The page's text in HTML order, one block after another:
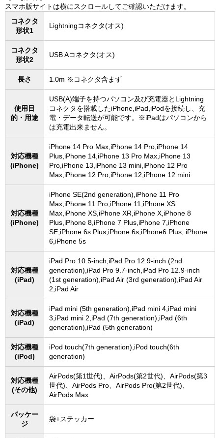
スマホ版サイトは横にスクロールしてご確認いただけます。
コネクタ
形状1
Lightningコネクタ(オス)
コネクタ
形状2
USB Aコネクタ(オス)
長さ 1.0m ※コネクタ含まず
使用目
的・用途
USB(A)端子を持つパソコン及び充電器とLightning
コネクタを搭載したiPhone,iPad,iPodを接続し、充
電・データ転送が可能です。※iPadはパソコンから
は充電出来ません。
対応機種
(iPhone)
iPhone 14 Pro Max,iPhone 14 Pro,iPhone 14
Plus,iPhone 14,iPhone 13 Pro Max,iPhone 13
Pro,iPhone 13,iPhone 13 mini,iPhone 12 Pro
Max,iPhone 12 Pro,iPhone 12,iPhone 12 mini
対応機種
(iPhone)
iPhone SE(2nd generation),iPhone 11 Pro
Max,iPhone 11 Pro,iPhone 11,iPhone XS
Max,iPhone XS,iPhone XR,iPhone X,iPhone 8
Plus,iPhone 8,iPhone 7 Plus,iPhone 7,iPhone
SE,iPhone 6s Plus,iPhone 6s,iPhone6 Plus, iPhone
6,iPhone 5s
対応機種
(iPad)
iPad Pro 10.5-inch,iPad Pro 12.9-inch (2nd
generation),iPad Pro 9.7-inch,iPad Pro 12.9-inch
(1st generation),iPad Air (3rd generation),iPad Air
2,iPad Air
対応機種
(iPad)
iPad mini (5th generation),iPad mini 4,iPad mini
3,iPad mini 2,iPad (7th generation),iPad (6th
generation),iPad (5th generation)
対応機種
(iPod)
iPod touch(7th generation),iPod touch(6th
generation)
対応機種
(その他)
AirPods(第1世代)、AirPods(第2世代)、AirPods(第3
世代)、AirPods Pro、AirPods Pro(第2世代)、
AirPods Max
パッケー
ジ
袋+ステッカー